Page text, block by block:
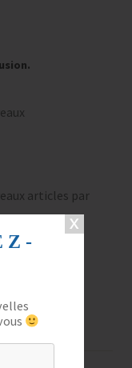
articles par